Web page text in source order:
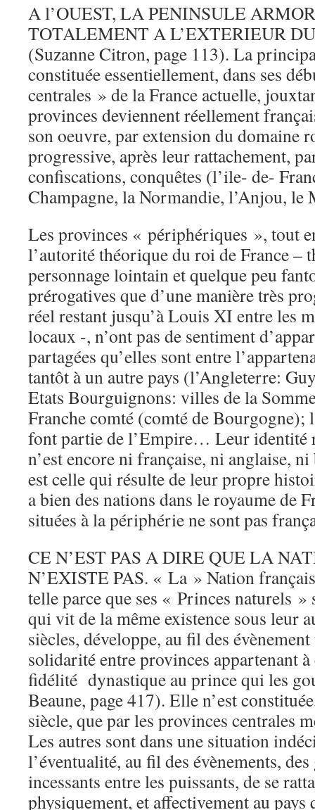
A l’OUEST, LA PENINSULE
TOTALEMENT A L’EXTERIEUR
(Suzanne Citron, page 113). La
constituée essentiellement, dans ses
centrales » de la France actuelle,
provinces deviennent réellement
son oeuvre, par extension du domaine
progressive, après leur rattachement,
confiscations, conquêtes (l’ile- de-
Champagne, la Normandie, l’Anjou,
Les provinces « périphériques », tout
l’autorité théorique du roi de France –
personnage lointain et quelque peu
prérogatives que d’une manière très
réel restant jusqu’à Louis XI entre les
locaux -, n’ont pas de sentiment
partagées qu’elles sont entre
tantôt à un autre pays (l’Angleterre:
Etats Bourguignons: villes de la
Franche comté (comté de Bourgogne);
font partie de l’Empire… Leur identité
n’est encore ni française, ni anglaise,
est celle qui résulte de leur propre
a bien des nations dans le royaume de
situées à la périphérie ne sont pas
CE N’EST PAS A DIRE QUE LA
N’EXISTE PAS. « La » Nation
telle parce que ses « Princes naturels »
qui vit de la même existence sous leur
siècles, développe, au fil des
solidarité entre provinces appartenant à
fidélité dynastique au prince qui les
Beaune, page 417). Elle n’est
siècle, que par les provinces centrales
Les autres sont dans une situation
l’éventualité, au fil des évènements,
incessants entre les puissants, de se
physiquement, et affectivement au pays